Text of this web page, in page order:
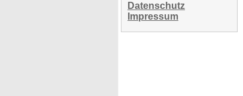
Datenschutz
Impressum